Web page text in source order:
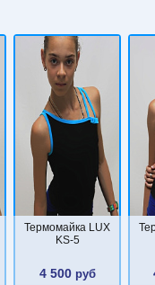
Термомайка LUX
KS-5
4 500руб